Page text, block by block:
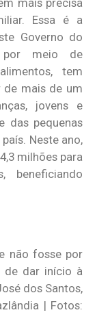
mais precisa
Essa é a
Governo do
por meio de
tem
de mais de um
jovens e
das pequenas
Neste ano,
milhões para
beneficiando
não fosse por
de dar início à
dos Santos,
| Fotos: